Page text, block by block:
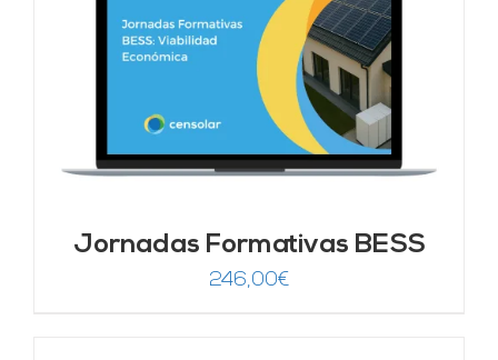
Jornadas Formativas BESS
246,00€